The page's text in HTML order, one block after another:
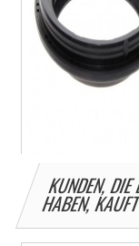
Öhlins
Gabel...
12,58 €
KUNDEN,
HABEN,